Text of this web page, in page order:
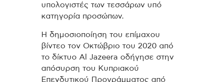
υπολογιστές των τεσσάρων υπό
κατηγορία προσώπων.
Η δημοσιοποίηση του επίμαχου
βίντεο τον Οκτώβριο του 2020 από
το δίκτυο Al Jazeera οδήγησε στην
απόσυρση του Κυπριακού
Επενδυτικού Προγράμματος από